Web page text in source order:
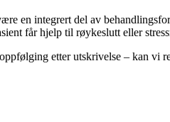
en integrert del av
får hjelp til røykeslutt eller
etter utskrivelse – kan